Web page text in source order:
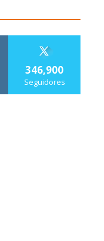
346,900
Seguidores